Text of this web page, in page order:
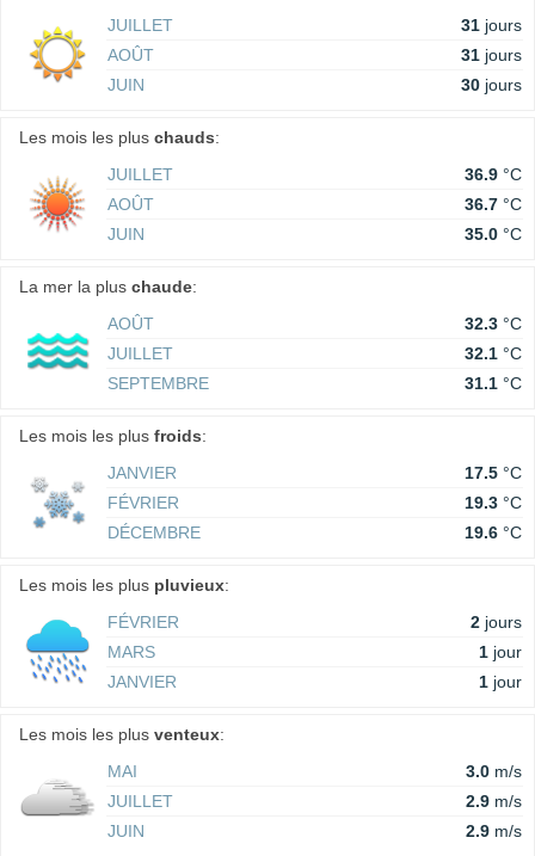
JUILLET
31 jours
AOÛT
31 jours
JUIN
30 jours
Les mois les plus chauds:
JUILLET
36.9 °C
AOÛT
36.7 °C
JUIN
35.0 °C
La mer la plus chaude:
AOÛT
32.3 °C
JUILLET
32.1 °C
SEPTEMBRE
31.1 °C
Les mois les plus froids:
JANVIER
17.5 °C
FÉVRIER
19.3 °C
DÉCEMBRE
19.6 °C
Les mois les plus pluvieux:
FÉVRIER
2 jours
MARS
1 jour
JANVIER
1 jour
Les mois les plus venteux:
MAI
3.0 m/s
JUILLET
2.9 m/s
JUIN
2.9 m/s